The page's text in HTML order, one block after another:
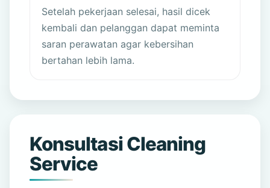
Setelah pekerjaan selesai, hasil dicek
kembali dan pelanggan dapat meminta
saran perawatan agar kebersihan
bertahan lebih lama.
Konsultasi Cleaning
Service